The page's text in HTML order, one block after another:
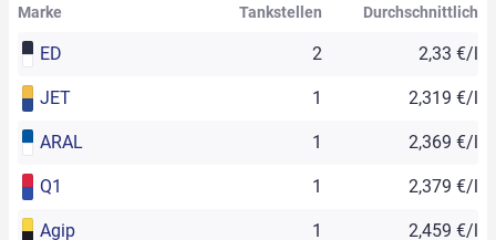
Marke Tankstellen Durchschnittlich
ED 2 2,33 €/l
JET 1 2,319 €/l
ARAL 1 2,369 €/l
Q1 1 2,379 €/l
Agip 1 2,459 €/l